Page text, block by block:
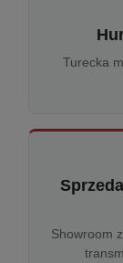
Turecka
Showroom